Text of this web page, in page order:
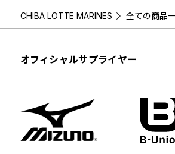
CHIBA LOTTE MARINES 全ての商品
オフィシャルサプライヤー